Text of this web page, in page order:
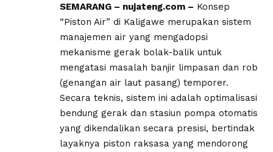
SEMARANG – nujateng.com – Konsep
“Piston Air” di Kaligawe merupakan sistem
manajemen air yang mengadopsi
mekanisme gerak bolak-balik untuk
mengatasi masalah banjir limpasan dan rob
(genangan air laut pasang) temporer.
Secara teknis, sistem ini adalah optimalisasi
bendung gerak dan stasiun pompa otomatis
yang dikendalikan secara presisi, bertindak
layaknya piston raksasa yang mendorong